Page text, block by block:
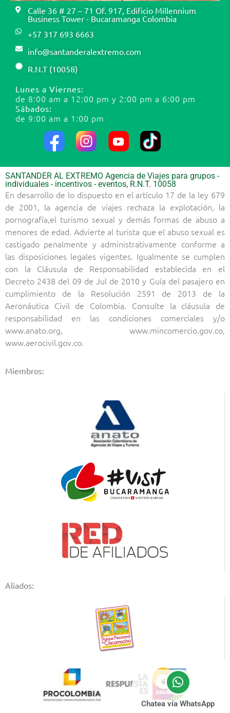
Calle 36 # 27 – 71 Of. 917, Edificio Millennium
Business Tower - Bucaramanga Colombia
+57 317 693 6663
info@santanderalextremo.com
R.N.T (10058)
Lunes a Viernes:
de 8:00 am a 12:00 pm y 2:00 pm a 6:00 pm
Sábados:
de 9:00 am a 1:00 pm
SANTANDER AL EXTREMO Agencia de Viajes para grupos -
individuales - incentivos - eventos, R.N.T. 10058
En desarrollo de lo dispuesto en el artículo 17 de la ley 679
de 2001, la agencia de viajes rechaza la explotación, la
pornografía,el turismo sexual y demás formas de abuso a
menores de edad. Advierte al turista que el abuso sexual es
castigado penalmente y administrativamente conforme a
las disposiciones legales vigentes. Igualmente se cumplen
con la Cláusula de Responsabilidad establecida en el
Decreto 2438 del 09 de Jul de 2010 y Guía del pasajero en
cumplimiento de la Resolución 2591 de 2013 de la
Aeronáutica Civil de Colombia. Consulte la cláusula de
responsabilidad en las condiciones comerciales y/o
www.anato.org, www.mincomercio.gov.co,
www.aerocivil.gov.co.
Miembros:
Aliados:
Chatea vía WhatsApp